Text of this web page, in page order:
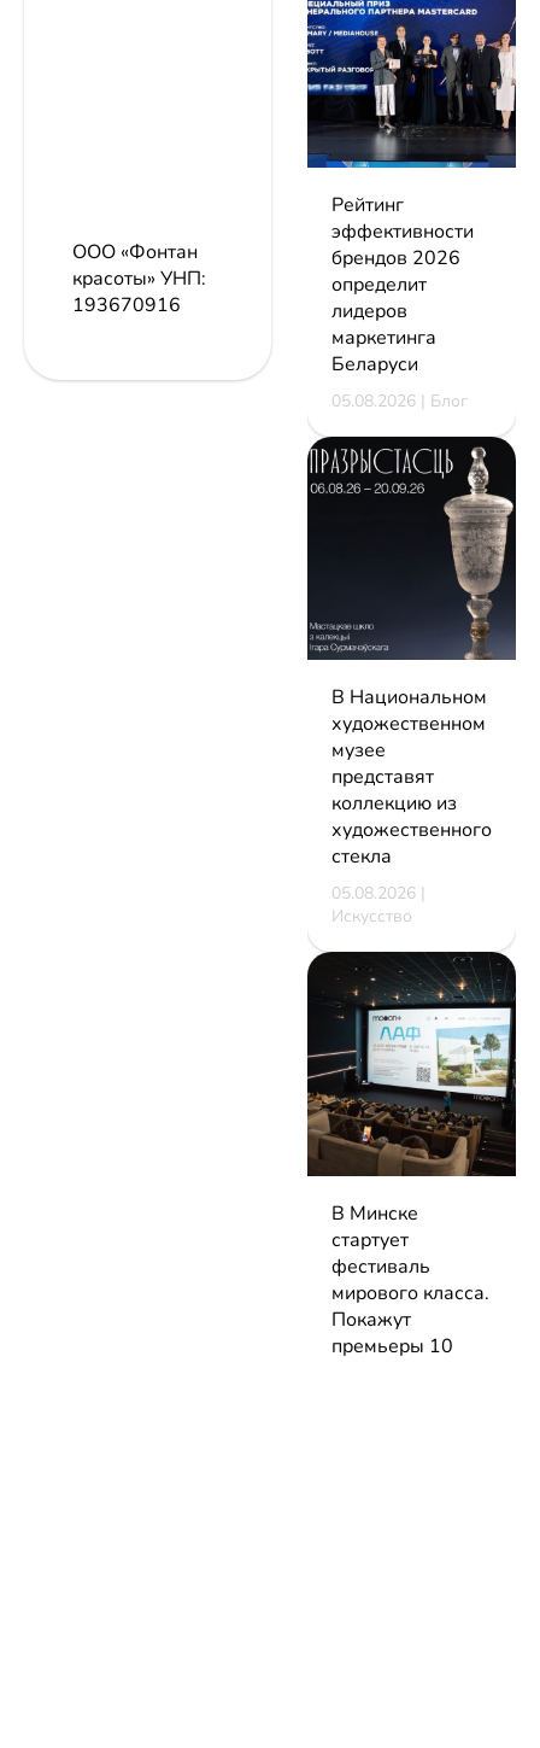
ООО «Фонтан
красоты» УНП:
193670916
Рейтинг
эффективности
брендов 2026
определит
лидеров
маркетинга
Беларуси
05.08.2026 | Блог
В Национальном
художественном
музее
представят
коллекцию из
художественного
стекла
05.08.2026 |
Искусство
В Минске
стартует
фестиваль
мирового класса.
Покажут
премьеры 10